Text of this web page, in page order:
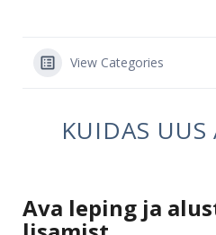
View Categories
KUIDAS UUS
Ava leping ja